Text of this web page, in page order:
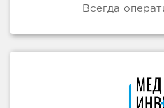
Всегда